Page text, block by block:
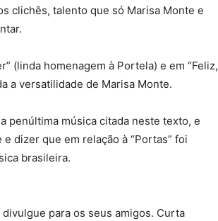
clichês, talento que só Marisa Monte e
(linda homenagem à Portela) e em “Feliz,
a versatilidade de Marisa Monte.
penúltima música citada neste texto, e
dizer que em relação à “Portas” foi
brasileira.
para os seus amigos. Curta